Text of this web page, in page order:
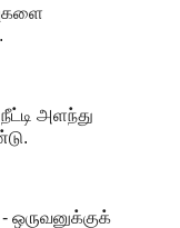
அளந்து
ஒருவனுக்குக்